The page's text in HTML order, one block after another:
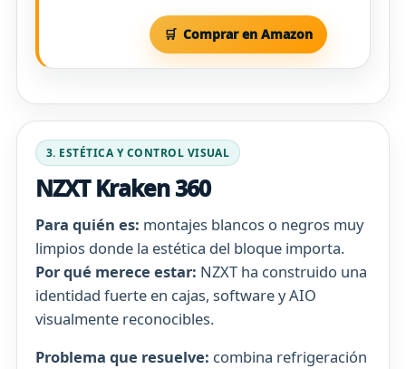
Comprar en Amazon
3. ESTÉTICA Y CONTROL VISUAL
NZXT Kraken 360
Para quién es: montajes blancos o negros muy
limpios donde la estética del bloque importa.
Por qué merece estar: NZXT ha construido una
identidad fuerte en cajas, software y AIO
visualmente reconocibles.
Problema que resuelve: combina refrigeración